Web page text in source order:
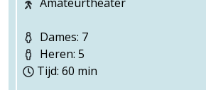
Dames: 7
Heren: 5
Tijd: 60 min